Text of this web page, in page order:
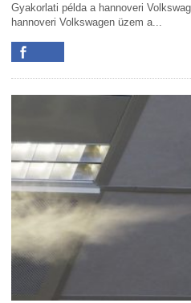
Gyakorlati példa a hannoveri
hannoveri Volkswagen üzem a...